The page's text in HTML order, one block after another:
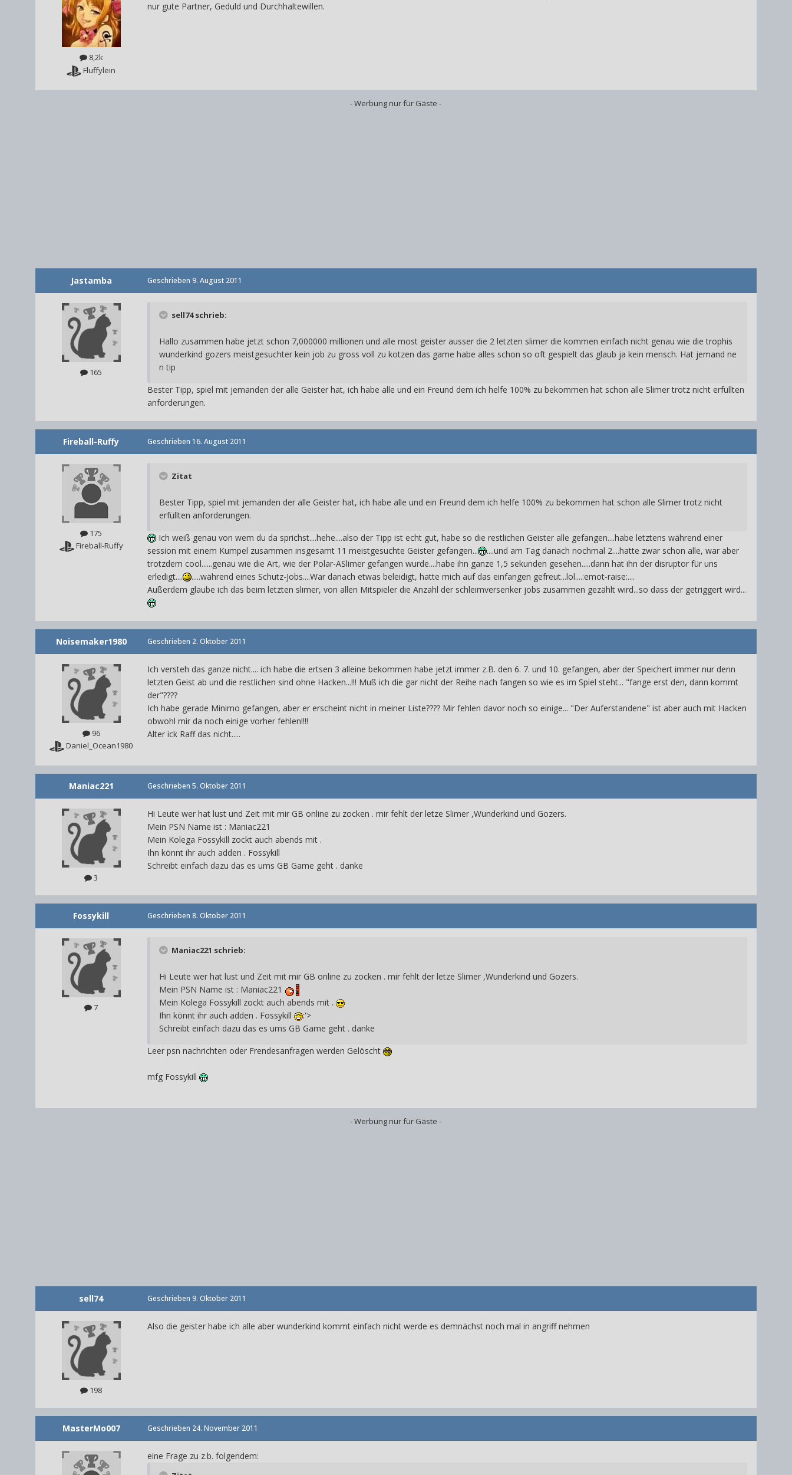
8,2k
Fluffylein
nur gute Partner, Geduld und Durchhaltewillen.
- Werbung nur für Gäste -
Jastamba
165
Geschrieben 9. August 2011
sell74 schrieb:
Hallo zusammen habe jetzt schon 7,000000 millionen und alle most geister ausser die 2 letzten slimer die kommen einfach nicht genau wie die trophis
wunderkind gozers meistgesuchter kein job zu gross voll zu kotzen das game habe alles schon so oft gespielt das glaub ja kein mensch. Hat jemand ne
n tip
Bester Tipp, spiel mit jemanden der alle Geister hat, ich habe alle und ein Freund dem ich helfe 100% zu bekommen hat schon alle Slimer trotz nicht erfüllten
anforderungen.
Fireball-Ruffy
175
Fireball-Ruffy
Geschrieben 16. August 2011
Zitat
Bester Tipp, spiel mit jemanden der alle Geister hat, ich habe alle und ein Freund dem ich helfe 100% zu bekommen hat schon alle Slimer trotz nicht
erfüllten anforderungen.
Ich weiß genau von wem du da sprichst....hehe....also der Tipp ist echt gut, habe so die restlichen Geister alle gefangen....habe letztens während einer
session mit einem Kumpel zusammen insgesamt 11 meistgesuchte Geister gefangen...
....und am Tag danach nochmal 2....hatte zwar schon alle, war aber
trotzdem cool......genau wie die Art, wie der Polar-ASlimer gefangen wurde....habe ihn ganze 1,5 sekunden gesehen.....dann hat ihn der disruptor für uns
erledigt....
.....während eines Schutz-Jobs....War danach etwas beleidigt, hatte mich auf das einfangen gefreut...lol....:emot-raise:....
Außerdem glaube ich das beim letzten slimer, von allen Mitspieler die Anzahl der schleimversenker jobs zusammen gezählt wird...so dass der getriggert wird...
Noisemaker1980
96
Daniel_Ocean1980
Geschrieben 2. Oktober 2011
Ich versteh das ganze nicht.... ich habe die ertsen 3 alleine bekommen habe jetzt immer z.B. den 6. 7. und 10. gefangen, aber der Speichert immer nur denn
letzten Geist ab und die restlichen sind ohne Hacken...!!! Muß ich die gar nicht der Reihe nach fangen so wie es im Spiel steht... "fange erst den, dann kommt
der"????
Ich habe gerade Minimo gefangen, aber er erscheint nicht in meiner Liste???? Mir fehlen davor noch so einige... "Der Auferstandene" ist aber auch mit Hacken
obwohl mir da noch einige vorher fehlen!!!!
Alter ick Raff das nicht.....
Maniac221
3
Geschrieben 5. Oktober 2011
Hi Leute wer hat lust und Zeit mit mir GB online zu zocken . mir fehlt der letze Slimer ,Wunderkind und Gozers.
Mein PSN Name ist : Maniac221
Mein Kolega Fossykill zockt auch abends mit .
Ihn könnt ihr auch adden . Fossykill
Schreibt einfach dazu das es ums GB Game geht . danke
Fossykill
7
Geschrieben 8. Oktober 2011
Maniac221 schrieb:
Hi Leute wer hat lust und Zeit mit mir GB online zu zocken . mir fehlt der letze Slimer ,Wunderkind und Gozers.
Mein PSN Name ist : Maniac221
Mein Kolega Fossykill zockt auch abends mit .
Ihn könnt ihr auch adden . Fossykill
:'>
Schreibt einfach dazu das es ums GB Game geht . danke
Leer psn nachrichten oder Frendesanfragen werden Gelöscht
mfg Fossykill
- Werbung nur für Gäste -
sell74
198
Geschrieben 9. Oktober 2011
Also die geister habe ich alle aber wunderkind kommt einfach nicht werde es demnächst noch mal in angriff nehmen
MasterMo007 Geschrieben 24. November 2011
eine Frage zu z.b. folgendem: